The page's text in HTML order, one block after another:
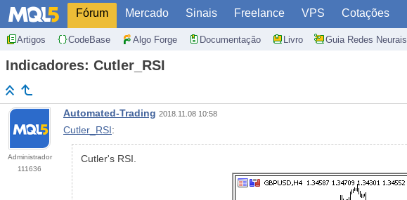
Fórum Mercado Sinais Freelance VPS Cotações
Artigos CodeBase Algo Forge Documentação Livro Guia Redes Neurais
Indicadores: Cutler_RSI
Administrador
111636
Automated-Trading 2018.11.08 10:58
Cutler_RSI:
Cutler's RSI.